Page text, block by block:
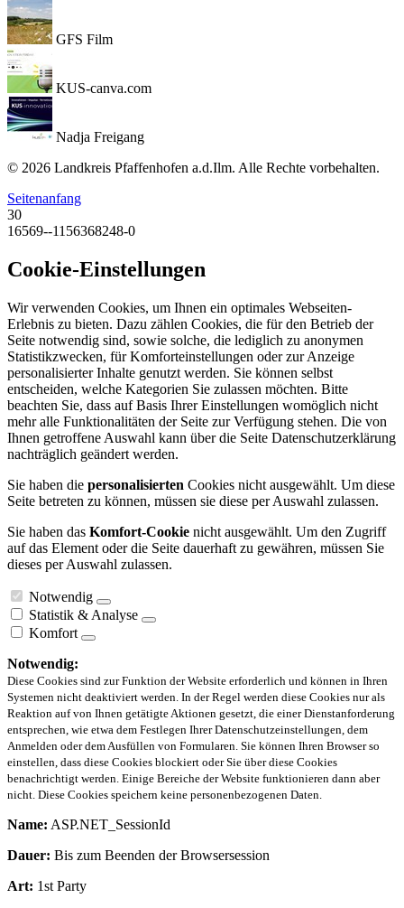
GFS Film
KUS-canva.com
Nadja Freigang
© 2026 Landkreis Pfaffenhofen a.d.Ilm. Alle Rechte vorbehalten.
Seitenanfang
30
16569--1156368248-0
Cookie-Einstellungen
Wir verwenden Cookies, um Ihnen ein optimales Webseiten-
Erlebnis zu bieten. Dazu zählen Cookies, die für den Betrieb der
Seite notwendig sind, sowie solche, die lediglich zu anonymen
Statistikzwecken, für Komforteinstellungen oder zur Anzeige
personalisierter Inhalte genutzt werden. Sie können selbst
entscheiden, welche Kategorien Sie zulassen möchten. Bitte
beachten Sie, dass auf Basis Ihrer Einstellungen womöglich nicht
mehr alle Funktionalitäten der Seite zur Verfügung stehen. Die von
Ihnen getroffene Auswahl kann über die Seite Datenschutzerklärung
nachträglich geändert werden.
Sie haben die personalisierten Cookies nicht ausgewählt. Um diese
Seite betreten zu können, müssen sie diese per Auswahl zulassen.
Sie haben das Komfort-Cookie nicht ausgewählt. Um den Zugriff
auf das Element oder die Seite dauerhaft zu gewähren, müssen Sie
dieses per Auswahl zulassen.
Notwendig
Statistik & Analyse
Komfort
Notwendig:
Diese Cookies sind zur Funktion der Website erforderlich und können in Ihren
Systemen nicht deaktiviert werden. In der Regel werden diese Cookies nur als
Reaktion auf von Ihnen getätigte Aktionen gesetzt, die einer Dienstanforderung
entsprechen, wie etwa dem Festlegen Ihrer Datenschutzeinstellungen, dem
Anmelden oder dem Ausfüllen von Formularen. Sie können Ihren Browser so
einstellen, dass diese Cookies blockiert oder Sie über diese Cookies
benachrichtigt werden. Einige Bereiche der Website funktionieren dann aber
nicht. Diese Cookies speichern keine personenbezogenen Daten.
Name: ASP.NET_SessionId
Dauer: Bis zum Beenden der Browsersession
Art: 1st Party